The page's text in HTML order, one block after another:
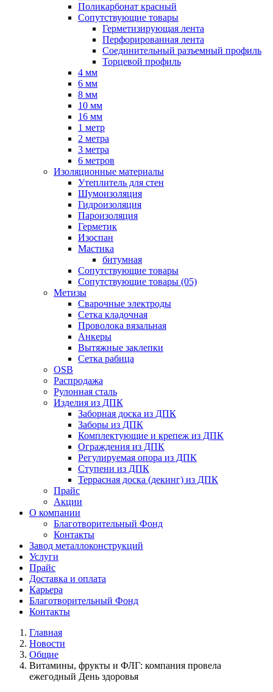
Поликарбонат красный
Сопутствующие товары
Герметизирующая лента
Перфорированная лента
Соединительный разъемный профиль
Торцевой профиль
4 мм
6 мм
8 мм
10 мм
16 мм
1 метр
2 метра
3 метра
6 метров
Изоляционные материалы
Утеплитель для стен
Шумоизоляция
Гидроизоляция
Пароизоляция
Герметик
Изоспан
Мастика
битумная
Сопутствующие товары
Сопутствующие товары (05)
Метизы
Сварочные электроды
Сетка кладочная
Проволока вязальная
Анкеры
Вытяжные заклепки
Сетка рабица
OSB
Распродажа
Рулонная сталь
Изделия из ДПК
Заборная доска из ДПК
Заборы из ДПК
Комплектующие и крепеж из ДПК
Ограждения из ДПК
Регулируемая опора из ДПК
Ступени из ДПК
Террасная доска (декинг) из ДПК
Прайс
Акции
О компании
Благотворительный Фонд
Контакты
Завод металлоконструкций
Услуги
Прайс
Доставка и оплата
Карьера
Благотворительный Фонд
Контакты
Главная
Новости
Общие
Витамины, фрукты и ФЛГ: компания провела
ежегодный День здоровья